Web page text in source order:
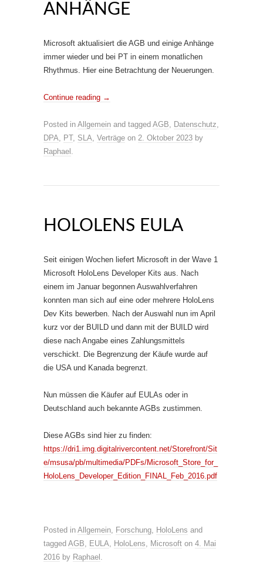
ANHÄNGE
Microsoft aktualisiert die AGB und einige Anhänge
immer wieder und bei PT in einem monatlichen
Rhythmus. Hier eine Betrachtung der Neuerungen.
Continue reading →
Posted in Allgemein and tagged AGB, Datenschutz,
DPA, PT, SLA, Verträge on 2. Oktober 2023 by
Raphael .
HOLOLENS EULA
Seit einigen Wochen liefert Microsoft in der Wave 1
Microsoft HoloLens Developer Kits aus. Nach
einem im Januar begonnen Auswahlverfahren
konnten man sich auf eine oder mehrere HoloLens
Dev Kits bewerben. Nach der Auswahl nun im April
kurz vor der BUILD und dann mit der BUILD wird
diese nach Angabe eines Zahlungsmittels
verschickt. Die Begrenzung der Käufe wurde auf
die USA und Kanada begrenzt.
Nun müssen die Käufer auf EULAs oder in
Deutschland auch bekannte AGBs zustimmen.
Diese AGBs sind hier zu finden:
https://dri1.img.digitalrivercontent.net/Storefront/Sit
e/msusa/pb/multimedia/PDFs/Microsoft_Store_for_
HoloLens_Developer_Edition_FINAL_Feb_2016.pdf
Posted in Allgemein, Forschung, HoloLens and
tagged AGB, EULA, HoloLens, Microsoft on 4. Mai
2016 by Raphael .